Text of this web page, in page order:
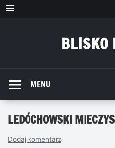
Przejdź
BLISKO
MENU
LEDÓCHOWSKI
Dodaj komentarz